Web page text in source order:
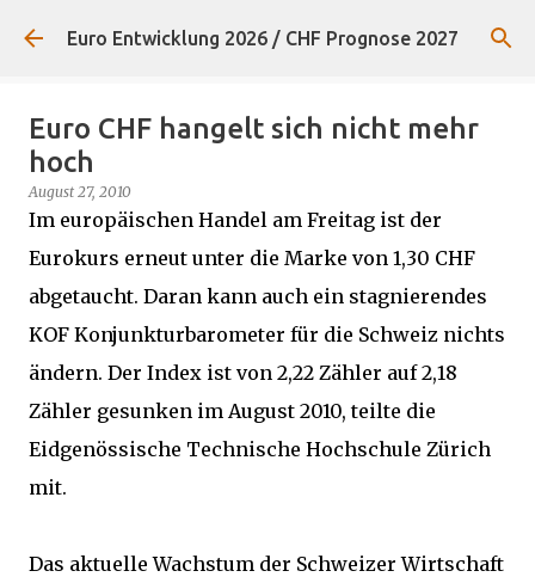
Direkt zum Hauptbereich
Euro Entwicklung 2026 / CHF Prognose 2027
Euro CHF hangelt sich nicht mehr
hoch
August 27, 2010
Im europäischen Handel am Freitag ist der
Eurokurs erneut unter die Marke von 1,30 CHF
abgetaucht. Daran kann auch ein stagnierendes
KOF Konjunkturbarometer für die Schweiz nichts
ändern. Der Index ist von 2,22 Zähler auf 2,18
Zähler gesunken im August 2010, teilte die
Eidgenössische Technische Hochschule Zürich
mit.
Das aktuelle Wachstum der Schweizer Wirtschaft